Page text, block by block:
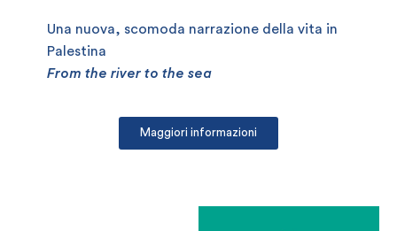
Una nuova, scomoda narrazione della vita in
Palestina
From the river to the sea
Maggiori informazioni